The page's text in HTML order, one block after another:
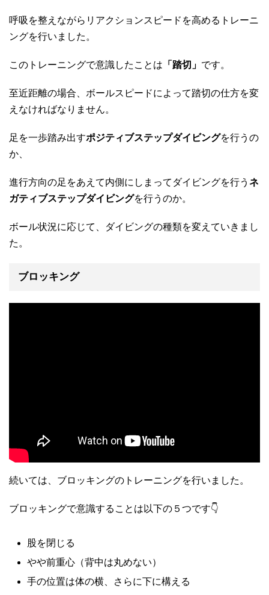
呼吸を整えながらリアクションスピードを高めるトレーニ
ングを行いました。
このトレーニングで意識したことは 「踏切」 です。
至近距離の場合、ボールスピードによって踏切の仕方を変
えなければなりません。
足を一歩踏み出すポジティブステップダイビングを行うの
か、
進行方向の足をあえて内側にしまってダイビングを行う ネ
ガティブステップダイビングを行うのか。
ボール状況に応じて、ダイビングの種類を変えていきまし
た。
ブロッキング
続いては、ブロッキングのトレーニングを行いました。
ブロッキングで意識することは以下の５つです👇
股を閉じる
やや前重心（背中は丸めない）
手の位置は体の横、さらに下に構える